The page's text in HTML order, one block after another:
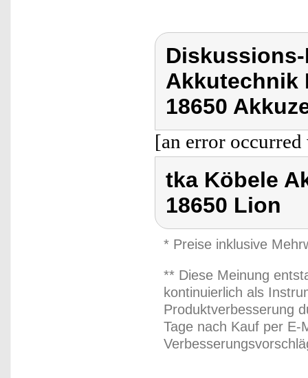
Akkutechnik
18650
[an error
tka Köbele
18650 Lion
* Preise inklusive
** Diese Meinung
kontinuierlich als
Produktverbesserung
Tage nach Kauf per E-